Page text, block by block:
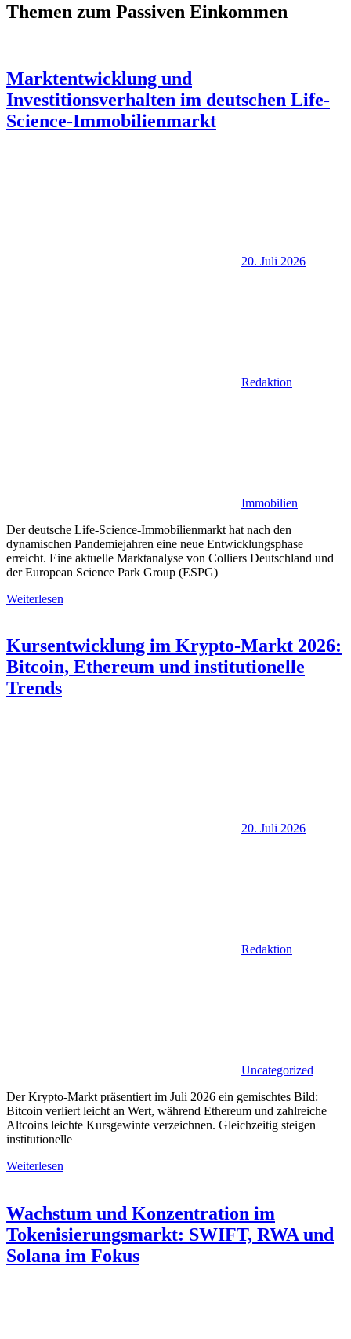
Themen zum Passiven Einkommen
Marktentwicklung und
Investitionsverhalten im deutschen Life-
Science-Immobilienmarkt
20. Juli 2026
Redaktion
Immobilien
Der deutsche Life-Science-Immobilienmarkt hat nach den
dynamischen Pandemiejahren eine neue Entwicklungsphase
erreicht. Eine aktuelle Marktanalyse von Colliers Deutschland und
der European Science Park Group (ESPG)
Weiterlesen
Kursentwicklung im Krypto-Markt 2026:
Bitcoin, Ethereum und institutionelle
Trends
20. Juli 2026
Redaktion
Uncategorized
Der Krypto-Markt präsentiert im Juli 2026 ein gemischtes Bild:
Bitcoin verliert leicht an Wert, während Ethereum und zahlreiche
Altcoins leichte Kursgewinte verzeichnen. Gleichzeitig steigen
institutionelle
Weiterlesen
Wachstum und Konzentration im
Tokenisierungsmarkt: SWIFT, RWA und
Solana im Fokus